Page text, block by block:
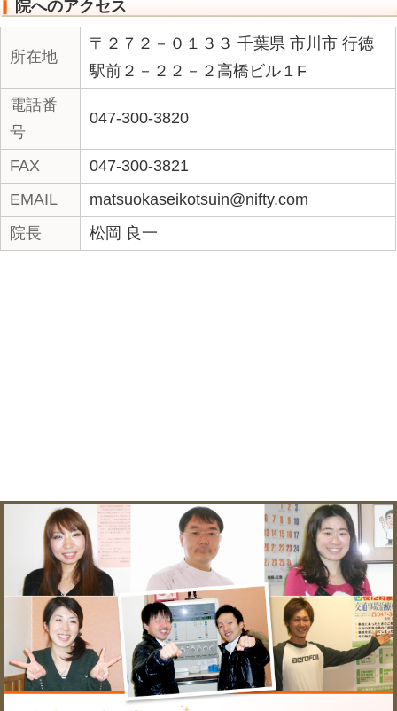
«市川市×paypay。（松
岡整骨院）
院へのアクセス
所在地
〒２７２－０１３３ 千
駅前２－２２－２高橋ビ